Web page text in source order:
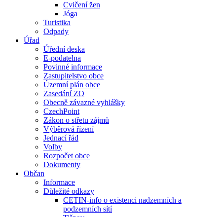
Cvičení žen
Jóga
Turistika
Odpady
Úřad
Úřední deska
E-podatelna
Povinné informace
Zastupitelstvo obce
Územní plán obce
Zasedání ZO
Obecně závazné vyhlášky
CzechPoint
Zákon o střetu zájmů
Výběrová řízení
Jednací řád
Volby
Rozpočet obce
Dokumenty
Občan
Informace
Důležité odkazy
CETIN-info o existenci nadzemních a
podzemních sítí